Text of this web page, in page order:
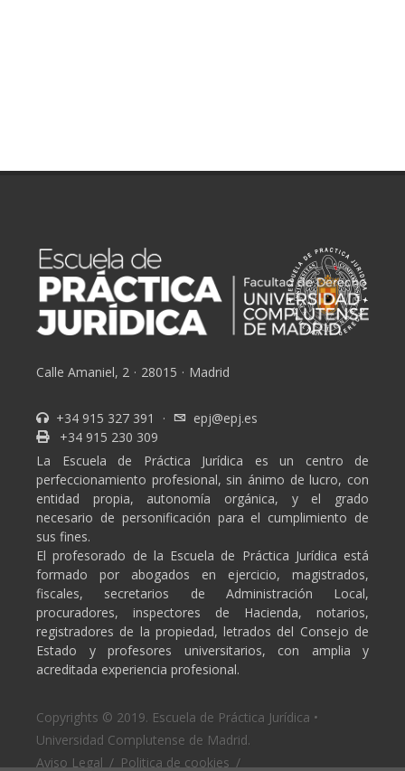
Calle Amaniel, 2 · 28015 · Madrid
+34 915 327 391 ·
epj@epj.es
+34 915 230 309
La Escuela de Práctica Jurídica es un centro de
perfeccionamiento profesional, sin ánimo de lucro, con
entidad propia, autonomía orgánica, y el grado
necesario de personificación para el cumplimiento de
sus fines.
El profesorado de la Escuela de Práctica Jurídica está
formado por abogados en ejercicio, magistrados,
fiscales, secretarios de Administración Local,
procuradores, inspectores de Hacienda, notarios,
registradores de la propiedad, letrados del Consejo de
Estado y profesores universitarios, con amplia y
acreditada experiencia profesional.
Copyrights © 2019. Escuela de Práctica Jurídica •
Universidad Complutense de Madrid.
Aviso Legal / Politica de cookies /